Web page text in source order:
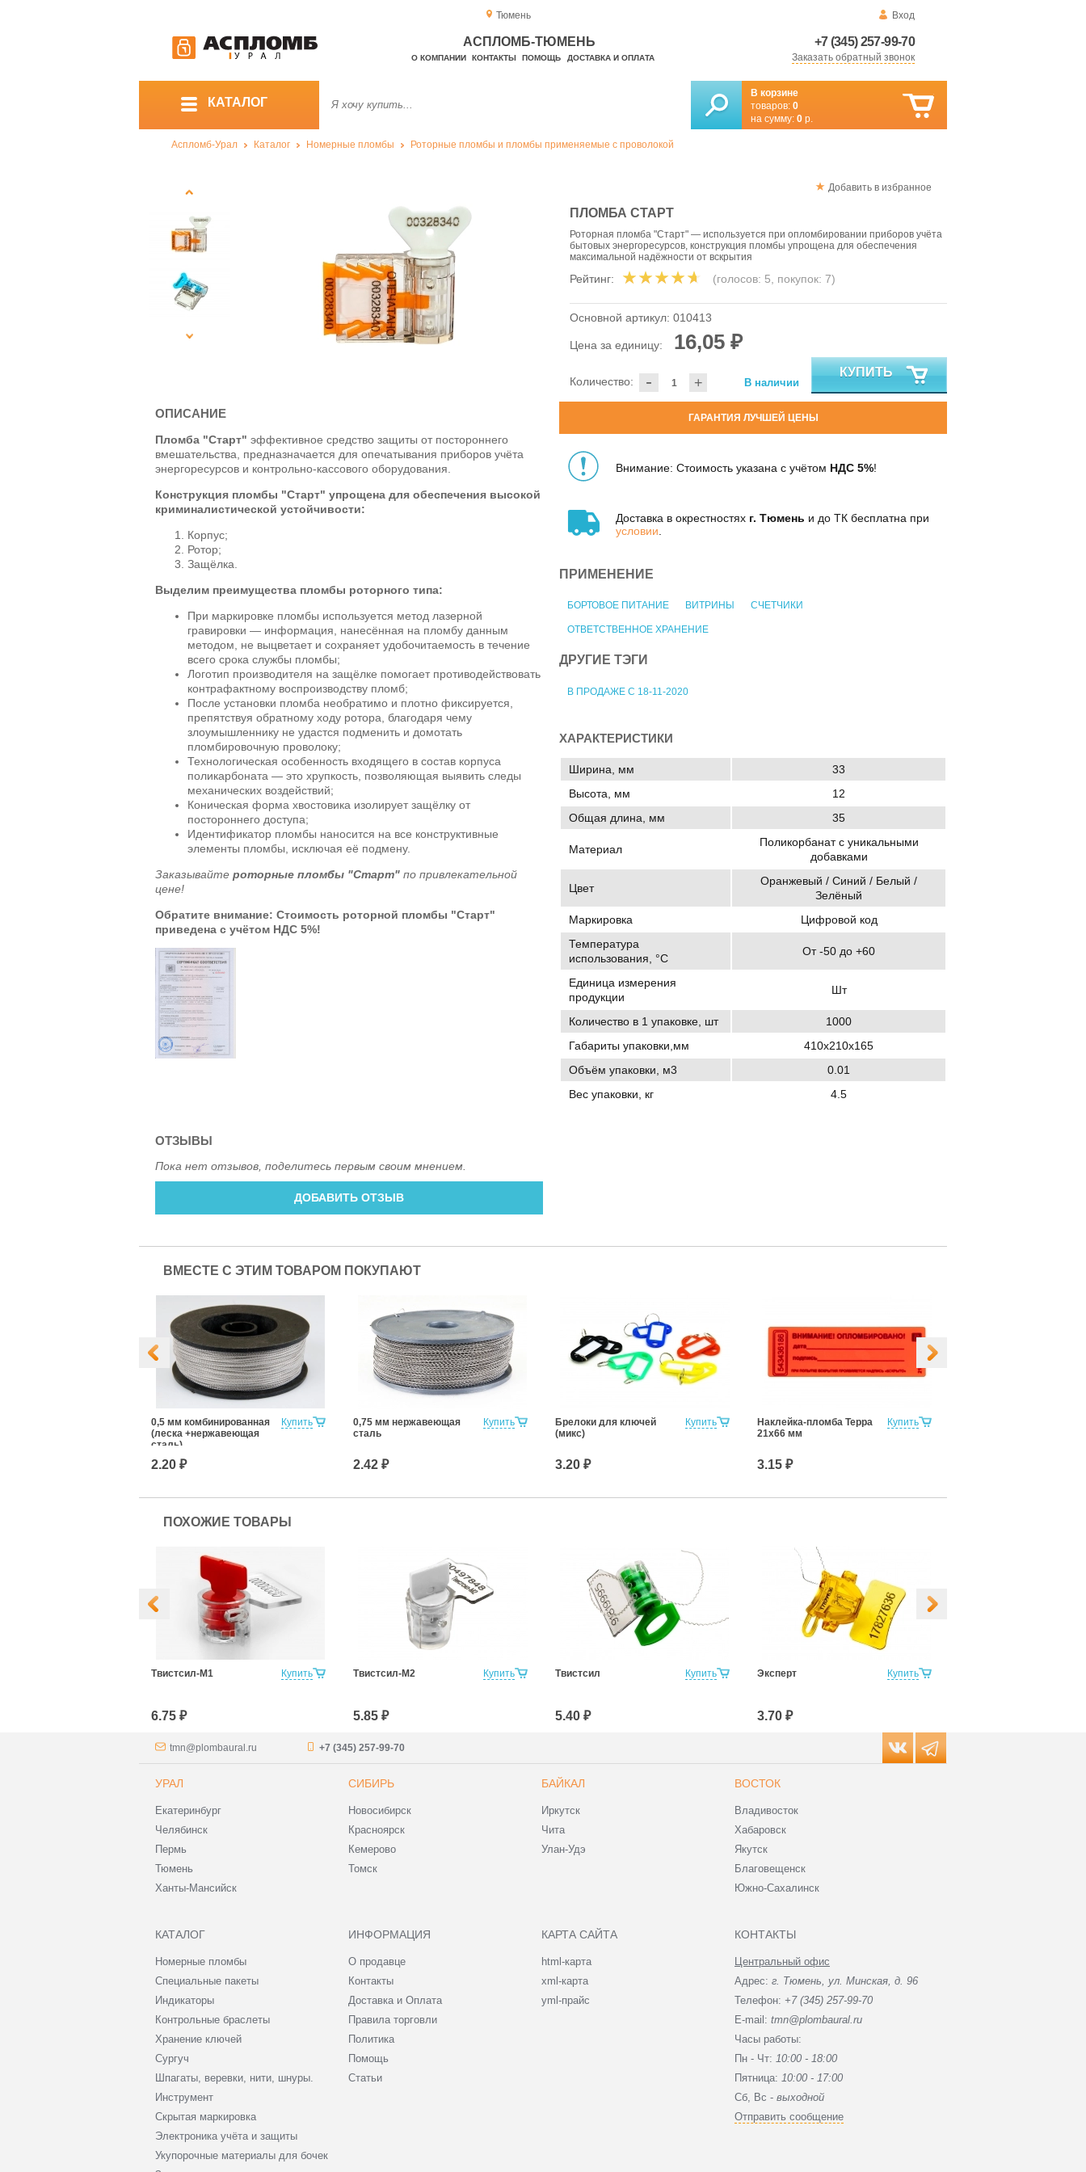
Тюмень Вход
+7 (345) 257-99-70
Заказать обратный звонок
АСПЛОМБ-ТЮМЕНЬ
О КОМПАНИИ КОНТАКТЫ ПОМОЩЬ ДОСТАВКА И ОПЛАТА
КАТАЛОГ
В корзине
товаров: 0
на сумму: 0 р.
Аспломб-Урал Каталог Номерные пломбы Роторные пломбы и пломбы применяемые с проволокой
Добавить в избранное
ПЛОМБА СТАРТ
Роторная пломба "Старт" — используется при опломбировании приборов учёта
бытовых энергоресурсов, конструкция пломбы упрощена для обеспечения
максимальной надёжности от вскрытия
Рейтинг: (голосов: 5, покупок: 7)
Основной артикул: 010413
Цена за единицу: 16,05 ₽
- +
Количество: В наличии
КУПИТЬ
ГАРАНТИЯ ЛУЧШЕЙ ЦЕНЫ
Внимание: Стоимость указана с учётом НДС 5%!
Доставка в окрестностях г. Тюмень и до ТК бесплатна при
условии
ПРИМЕНЕНИЕ
БОРТОВОЕ ПИТАНИЕ ВИТРИНЫ СЧЕТЧИКИ
ОТВЕТСТВЕННОЕ ХРАНЕНИЕ
ДРУГИЕ ТЭГИ
В ПРОДАЖЕ С 18-11-2020
ОПИСАНИЕ
Пломба "Старт" эффективное средство защиты от постороннего
вмешательства, предназначается для опечатывания приборов учёта
энергоресурсов и контрольно-кассового оборудования.
Конструкция пломбы "Старт" упрощена для обеспечения высокой
криминалистической устойчивости:
Корпус;
Ротор;
Защёлка.
Выделим преимущества пломбы роторного типа:
При маркировке пломбы используется метод лазерной
гравировки — информация, нанесённая на пломбу данным
методом, не выцветает и сохраняет удобочитаемость в течение
всего срока службы пломбы;
Логотип производителя на защёлке помогает противодействовать
контрафактному воспроизводству пломб;
После установки пломба необратимо и плотно фиксируется,
препятствуя обратному ходу ротора, благодаря чему
злоумышленнику не удастся подменить и домотать
пломбировочную проволоку;
Технологическая особенность входящего в состав корпуса
поликарбоната — это хрупкость, позволяющая выявить следы
механических воздействий;
Коническая форма хвостовика изолирует защёлку от
постороннего доступа;
Идентификатор пломбы наносится на все конструктивные
элементы пломбы, исключая её подмену.
Заказывайте роторные пломбы "Старт" по привлекательной
цене!
Обратите внимание: Стоимость роторной пломбы "Старт"
приведена с учётом НДС 5%!
ХАРАКТЕРИСТИКИ
Ширина, мм
33
Высота, мм
12
Общая длина, мм
35
Материал
Поликорбанат с уникальными
добавками
Цвет
Оранжевый / Синий / Белый /
Зелёный
Маркировка
Цифровой код
Температура
использования, °C
От -50 до +60
Единица измерения
продукции
Шт
Количество в 1 упаковке, шт
1000
Габариты упаковки,мм
410х210х165
Объём упаковки, м3
0.01
Вес упаковки, кг
4.5
ОТЗЫВЫ
Пока нет отзывов, поделитесь первым своим мнением.
ДОБАВИТЬ ОТЗЫВ
ВМЕСТЕ С ЭТИМ ТОВАРОМ ПОКУПАЮТ
Купить
0,5 мм комбинированная
(леска +нержавеющая
сталь)
2.20 ₽
Купить
0,75 мм нержавеющая
сталь
2.42 ₽
Купить
Брелоки для ключей
(микс)
3.20 ₽
Купить
Наклейка-пломба Терра
21х66 мм
3.15 ₽
ПОХОЖИЕ ТОВАРЫ
Купить
Твистсил-М1
6.75 ₽
Купить
Твистсил-М2
5.85 ₽
Купить
Твистсил
5.40 ₽
Купить
Эксперт
3.70 ₽
tmn@plombaural.ru +7 (345) 257-99-70
УРАЛ
Екатеринбург
Челябинск
Пермь
Тюмень
Ханты-Мансийск
СИБИРЬ
Новосибирск
Красноярск
Кемерово
Томск
БАЙКАЛ
Иркутск
Чита
Улан-Удэ
ВОСТОК
Владивосток
Хабаровск
Якутск
Благовещенск
Южно-Сахалинск
КАТАЛОГ
Номерные пломбы
Специальные пакеты
Индикаторы
Контрольные браслеты
Хранение ключей
Сургуч
Шпагаты, веревки, нити, шнуры.
Инструмент
Скрытая маркировка
Электроника учёта и защиты
Укупорочные материалы для бочек
ИНФОРМАЦИЯ
О продавце
Контакты
Доставка и Оплата
Правила торговли
Политика
Помощь
Статьи
КАРТА САЙТА
html-карта
xml-карта
yml-прайс
КОНТАКТЫ
Центральный офис
Адрес: г. Тюмень, ул. Минская, д. 96
Телефон: +7 (345) 257-99-70
E-mail: tmn@plombaural.ru
Часы работы:
Пн - Чт: 10:00 - 18:00
Пятница: 10:00 - 17:00
Сб, Вc - выходной
Отправить сообщение